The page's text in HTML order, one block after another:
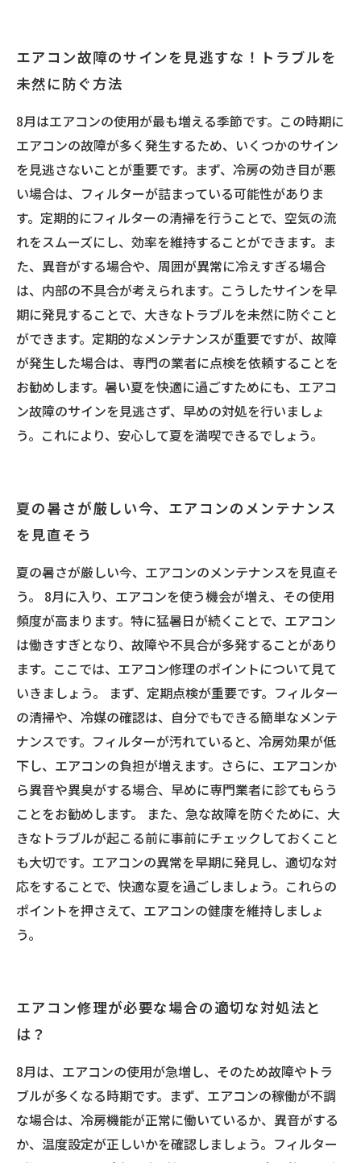
エアコン故障のサインを見逃すな！トラブルを
未然に防ぐ方法
8月はエアコンの使用が最も増える季節です。この時期に
エアコンの故障が多く発生するため、いくつかのサイン
を見逃さないことが重要です。まず、冷房の効き目が悪
い場合は、フィルターが詰まっている可能性がありま
す。定期的にフィルターの清掃を行うことで、空気の流
れをスムーズにし、効率を維持することができます。ま
た、異音がする場合や、周囲が異常に冷えすぎる場合
は、内部の不具合が考えられます。こうしたサインを早
期に発見することで、大きなトラブルを未然に防ぐこと
ができます。定期的なメンテナンスが重要ですが、故障
が発生した場合は、専門の業者に点検を依頼することを
お勧めします。暑い夏を快適に過ごすためにも、エアコ
ン故障のサインを見逃さず、早めの対処を行いましょ
う。これにより、安心して夏を満喫できるでしょう。
夏の暑さが厳しい今、エアコンのメンテナンス
を見直そう
夏の暑さが厳しい今、エアコンのメンテナンスを見直そ
う。 8月に入り、エアコンを使う機会が増え、その使用
頻度が高まります。特に猛暑日が続くことで、エアコン
は働きすぎとなり、故障や不具合が多発することがあり
ます。ここでは、エアコン修理のポイントについて見て
いきましょう。 まず、定期点検が重要です。フィルター
の清掃や、冷媒の確認は、自分でもできる簡単なメンテ
ナンスです。フィルターが汚れていると、冷房効果が低
下し、エアコンの負担が増えます。さらに、エアコンか
ら異音や異臭がする場合、早めに専門業者に診てもらう
ことをお勧めします。 また、急な故障を防ぐために、大
きなトラブルが起こる前に事前にチェックしておくこと
も大切です。エアコンの異常を早期に発見し、適切な対
応をすることで、快適な夏を過ごしましょう。これらの
ポイントを押さえて、エアコンの健康を維持しましょ
う。
エアコン修理が必要な場合の適切な対処法と
は？
8月は、エアコンの使用が急増し、そのため故障やトラ
ブルが多くなる時期です。まず、エアコンの稼働が不調
な場合は、冷房機能が正常に働いているか、異音がする
か、温度設定が正しいかを確認しましょう。フィルター